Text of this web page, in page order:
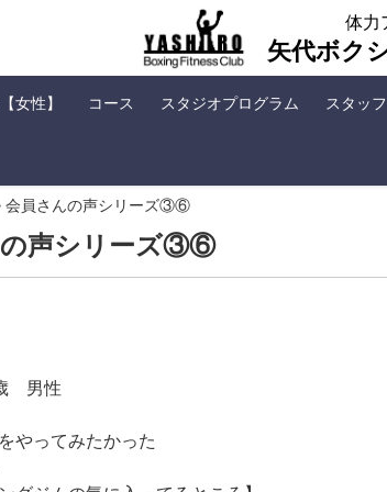
体力
矢代ボク
女性】 コース スタジオプログラム スタッフ
会員さんの声シリーズ③⑥
の声シリーズ③⑥
男性
やってみたかった